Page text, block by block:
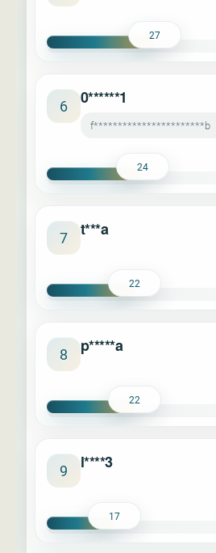
27
6 0******1
f***********************b
24
7 t***a
22
8 p*****a
22
9 l****3
17